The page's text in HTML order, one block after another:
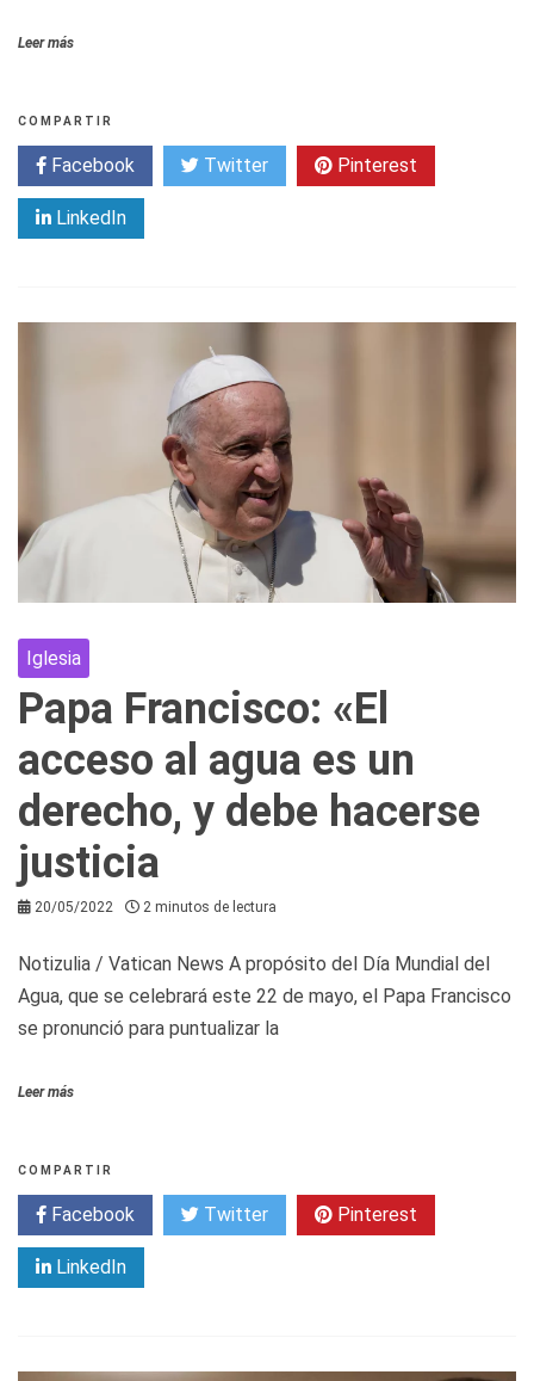
Leer más
COMPARTIR
Facebook Twitter Pinterest
LinkedIn
Iglesia
Papa Francisco: «El
acceso al agua es un
derecho, y debe hacerse
justicia
20/05/2022 2 minutos de lectura
Notizulia / Vatican News A propósito del Día Mundial del
Agua, que se celebrará este 22 de mayo, el Papa Francisco
se pronunció para puntualizar la
Leer más
COMPARTIR
Facebook Twitter Pinterest
LinkedIn